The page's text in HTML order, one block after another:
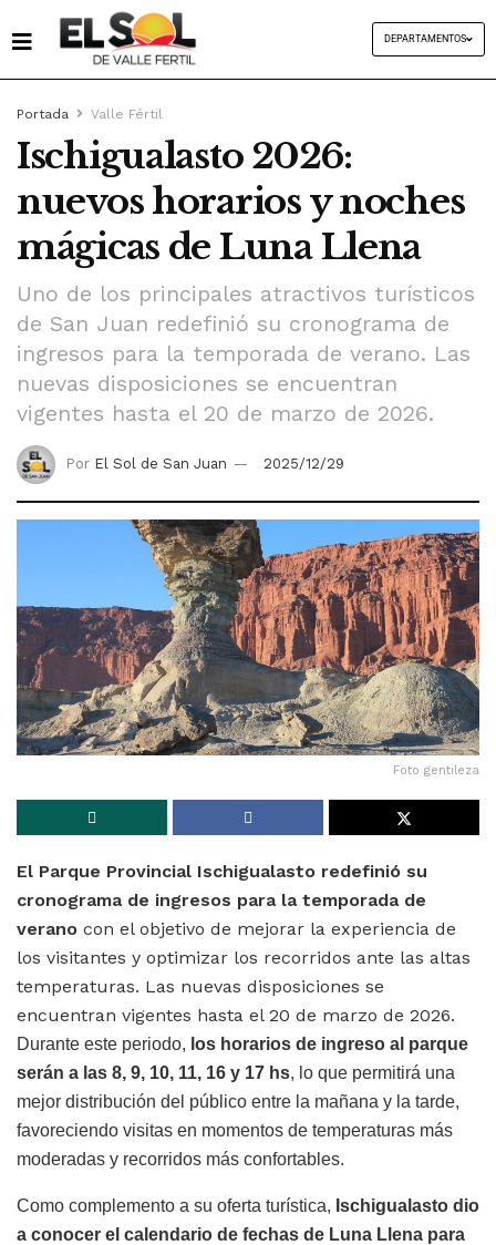
DEPARTAMENTOS
Portada Valle Fértil
Ischigualasto 2026:
nuevos horarios y noches
mágicas de Luna Llena
Uno de los principales atractivos turísticos
de San Juan redefinió su cronograma de
ingresos para la temporada de verano. Las
nuevas disposiciones se encuentran
vigentes hasta el 20 de marzo de 2026.
Por El Sol de San Juan 2025/12/29
Foto gentileza
El Parque Provincial Ischigualasto redefinió su
cronograma de ingresos para la temporada de
verano con el objetivo de mejorar la experiencia de
los visitantes y optimizar los recorridos ante las altas
temperaturas. Las nuevas disposiciones se
encuentran vigentes hasta el 20 de marzo de 2026.
Durante este periodo, los horarios de ingreso al parque
serán a las 8, 9, 10, 11, 16 y 17 hs, lo que permitirá una
mejor distribución del público entre la mañana y la tarde,
favoreciendo visitas en momentos de temperaturas más
moderadas y recorridos más confortables.
Como complemento a su oferta turística, Ischigualasto dio
a conocer el calendario de fechas de Luna Llena para